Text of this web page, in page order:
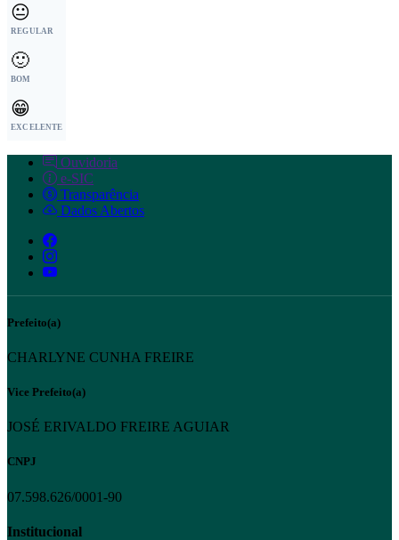
😐
REGULAR
🙂
BOM
😁
EXCELENTE
Ouvidoria
e-SIC
Transparência
Dados Abertos
Prefeito(a)
CHARLYNE CUNHA FREIRE
Vice Prefeito(a)
JOSÉ ERIVALDO FREIRE AGUIAR
CNPJ
07.598.626/0001-90
Institucional